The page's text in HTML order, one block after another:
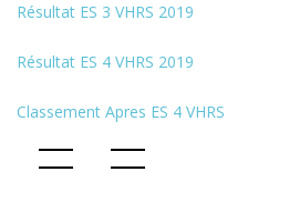
Résultat ES 3 VHRS 2019
Résultat ES 4 VHRS 2019
Classement Apres ES 4 VHRS